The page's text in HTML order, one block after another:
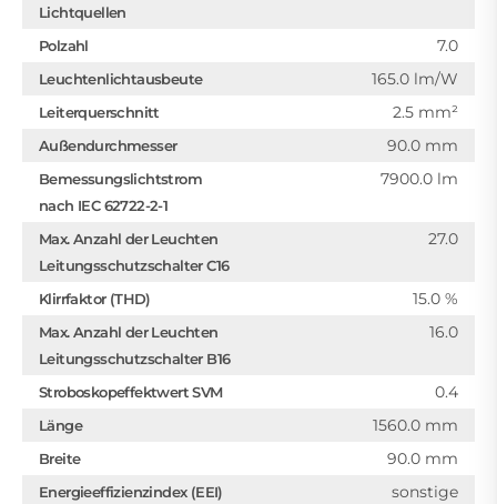
Lichtquellen
Polzahl 7.0
Leuchtenlichtausbeute 165.0 lm/W
Leiterquerschnitt 2.5 mm²
Außendurchmesser 90.0 mm
Bemessungslichtstrom
nach IEC 62722-2-1
7900.0 lm
Max. Anzahl der Leuchten
Leitungsschutzschalter C16
27.0
Klirrfaktor (THD) 15.0 %
Max. Anzahl der Leuchten
Leitungsschutzschalter B16
16.0
Stroboskopeffektwert SVM 0.4
Länge 1560.0 mm
Breite 90.0 mm
Energieeffizienzindex (EEI)
sonstige